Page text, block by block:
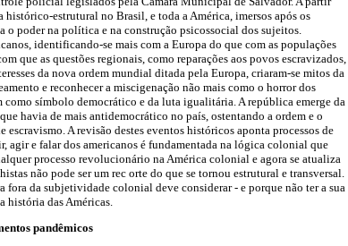
estrutural no Brasil, e toda a América, imersos após os
poder na política e na construção psicossocial dos sujeitos.
identificando-se mais com a Europa do que com as populações
que as questões regionais, como reparações aos povos escravizados,
da nova ordem mundial ditada pela Europa, criaram-se mitos da
e reconhecer a miscigenação não mais como o horror dos
símbolo democrático e da luta igualitária. A república emerge da
havia de mais antidemocrático no país, ostentando a ordem e o
escravismo. A revisão destes eventos históricos aponta processos de
agir e falar dos americanos é fundamentada na lógica colonial que
processo revolucionário na América colonial e agora se atualiza
não pode ser um rec orte do que se tornou estrutural e transversal.
da subjetividade colonial deve considerar - e porque não ter a sua
história das Américas.
pandêmicos